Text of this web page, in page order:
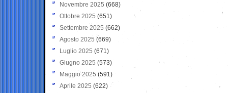
Novembre 2025 (668)
Ottobre 2025 (651)
Settembre 2025 (662)
Agosto 2025 (669)
Luglio 2025 (671)
Giugno 2025 (573)
Maggio 2025 (591)
Aprile 2025 (622)